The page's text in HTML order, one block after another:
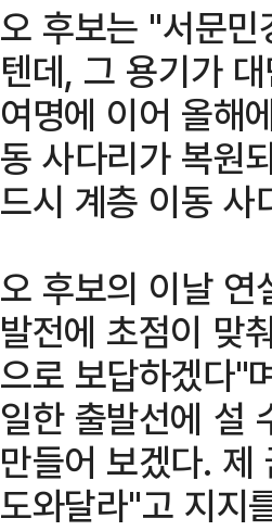
오 후보는 "서문
텐데, 그 용기가
여명에 이어 올해
동 사다리가 복원
드시 계층 이동 사
오 후보의 이날 연
발전에 초점이 맞
으로 보답하겠다"
일한 출발선에 설
만들어 보겠다.
도와달라"고 지지